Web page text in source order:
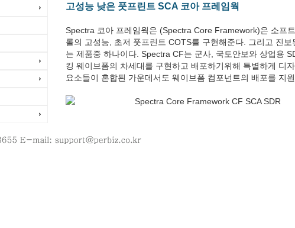
고성능 낮은 풋프린트 SCA 코아 프레임웍
Spectra 코아 프레임웍은 (Spectra Core Framework)은 소프
롤의 고성능, 초저 풋프린트 COTS를 구현해준다. 그리고 진
는 제품중 하나이다. Spectra CF는 군사, 국토안보와 상업용
킹 웨이브폼의 차세대를 구현하고 배포하기위해 특별하게 디
요소들이 혼합된 가운데서도 웨이브폼 컴포넌트의 배포를 지원